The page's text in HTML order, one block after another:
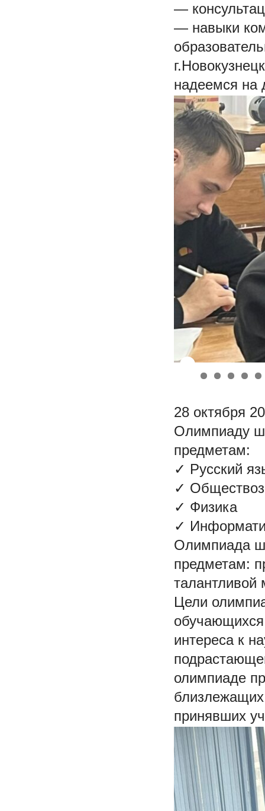
—
— навыки
надеемся на
28 октября
Олимпиаду
предметам:
✓ Русский
✓
✓ Физика
✓
Олимпиада
предметам:
талантливой
Цели
интереса к
олимпиаде
близлежащих
принявших